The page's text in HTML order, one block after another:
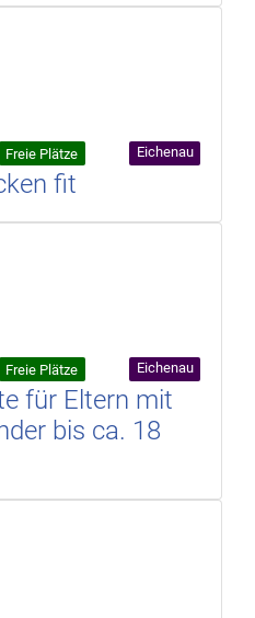
Freie Plätze Eichenau
fit
Freie Plätze Eichenau
für Eltern mit
bis ca. 18